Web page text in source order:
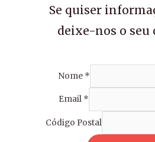
Se quiser
deixe-nos o seu
Nome *
Email *
Código Postal